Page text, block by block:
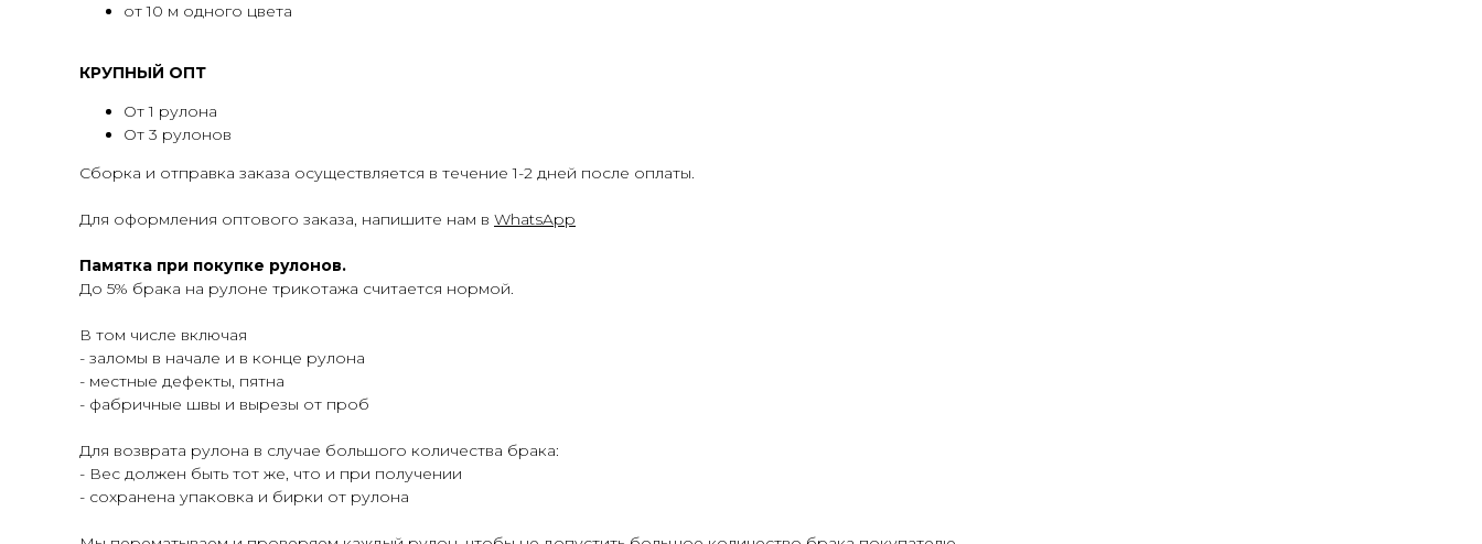
от 10 м одного цвета
КРУПНЫЙ ОПТ
От 1 рулона
От 3 рулонов
Сборка и отправка заказа осуществляется в течение 1-2 дней после оплаты.
Для оформления оптового заказа, напишите нам в WhatsApp
Памятка при покупке рулонов.
До 5% брака на рулоне трикотажа считается нормой.
В том числе включая
- заломы в начале и в конце рулона
- местные дефекты, пятна
- фабричные швы и вырезы от проб
Для возврата рулона в случае большого количества брака:
- Вес должен быть тот же, что и при получении
- сохранена упаковка и бирки от рулона